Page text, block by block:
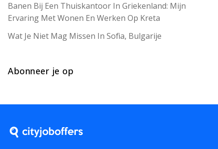
Banen Bij Een Thuiskantoor In Griekenland: Mijn
Ervaring Met Wonen En Werken Op Kreta
Wat Je Niet Mag Missen In Sofia, Bulgarije
Abonneer je op